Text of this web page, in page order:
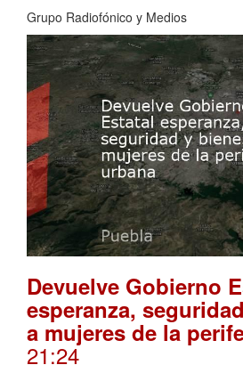
Grupo Radiofónico y Medios
Devuelve Gobierno
esperanza,
a mujeres de la
21:24